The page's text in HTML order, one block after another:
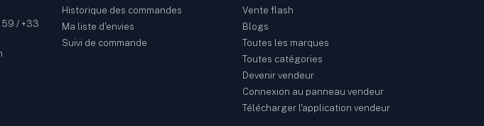
/ +33
Historique des commandes
Ma liste d'envies
Suivi de commande
Vente flash
Blogs
Toutes les marques
Toutes catégories
Devenir vendeur
Connexion au panneau vendeur
Télécharger l'application vendeur